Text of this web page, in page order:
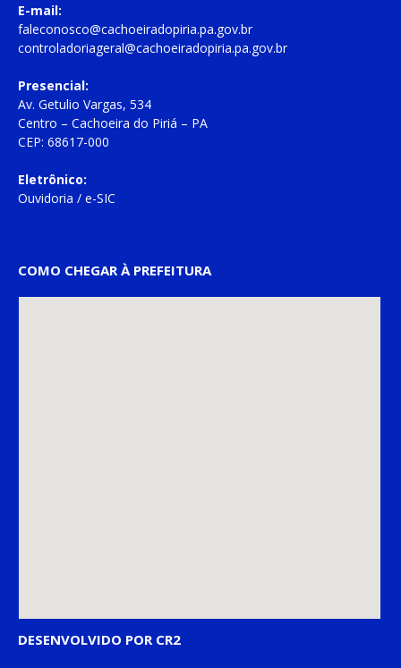
E-mail:
faleconosco@cachoeiradopiria.pa.gov.br
controladoriageral@cachoeiradopiria.pa.gov.br
Presencial:
Av. Getulio Vargas, 534
Centro – Cachoeira do Piriá – PA
CEP: 68617-000
Eletrônico:
Ouvidoria / e-SIC
COMO CHEGAR À PREFEITURA
DESENVOLVIDO POR CR2